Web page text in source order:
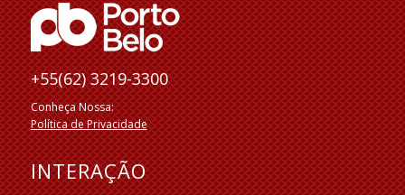
+55(62) 3219-3300
Conheça Nossa:
Política de Privacidade
INTERAÇÃO